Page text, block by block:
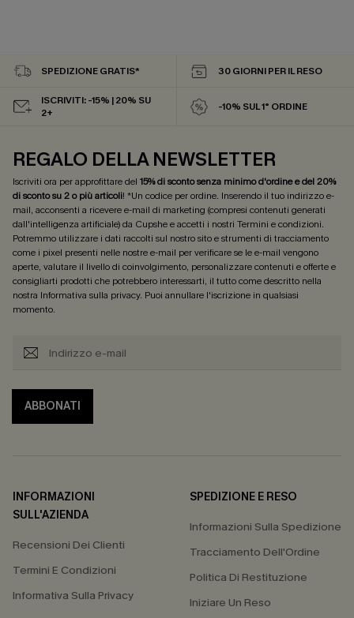
SPEDIZIONE GRATIS* 30 GIORNI PER IL RESO
ISCRIVITI: -15% | 20% SU
2+
-10% SUL 1° ORDINE
REGALO DELLA NEWSLETTER
Iscriviti ora per approfittare del 15% di sconto senza minimo d'ordine e del 20%
di sconto su 2 o più articoli! *Un codice per ordine. Inserendo il tuo indirizzo e-
mail, acconsenti a ricevere e-mail di marketing (compresi contenuti generati
dall'intelligenza artificiale) da Cupshe e accetti i nostri Termini e condizioni.
Potremmo utilizzare i dati raccolti sul nostro sito e strumenti di tracciamento
come i pixel presenti nelle nostre e-mail per verificare se le e-mail vengono
aperte, valutare il livello di coinvolgimento, personalizzare contenuti e offerte e
consigliarti prodotti che potrebbero interessarti, il tutto come descritto nella
nostra Informativa sulla privacy. Puoi annullare l'iscrizione in qualsiasi
momento.
ABBONATI
INFORMAZIONI
SULL'AZIENDA
Recensioni Dei Clienti
Termini E Condizioni
Informativa Sulla Privacy
SPEDIZIONE E RESO
Informazioni Sulla Spedizione
Tracciamento Dell'Ordine
Politica Di Restituzione
Iniziare Un Reso